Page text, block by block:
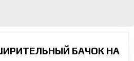
БАЧОК НА